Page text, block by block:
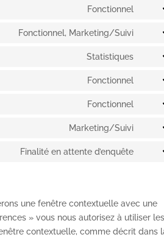
Fonctionnel
Fonctionnel, Marketing/Suivi
Statistiques
Fonctionnel
Fonctionnel
Marketing/Suivi
Finalité en attente d’enquête
divers
une fenêtre contextuelle avec une
» vous nous autorisez à utiliser les
contextuelle, comme décrit dans